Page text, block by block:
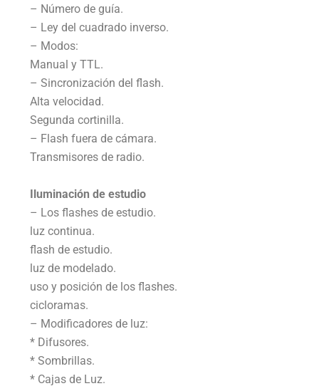
– Número de guía.
– Ley del cuadrado inverso.
– Modos:
Manual y TTL.
– Sincronización del flash.
Alta velocidad.
Segunda cortinilla.
– Flash fuera de cámara.
Transmisores de radio.
Iluminación de estudio
– Los flashes de estudio.
luz continua.
flash de estudio.
luz de modelado.
uso y posición de los flashes.
cicloramas.
– Modificadores de luz:
* Difusores.
* Sombrillas.
* Cajas de Luz.